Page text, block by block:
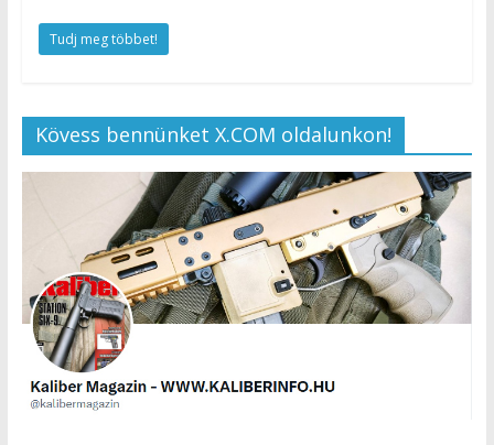
Tudj meg többet!
Kövess bennünket X.COM oldalunkon!